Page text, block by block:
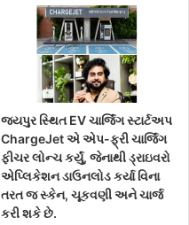
જયપુર સ્થિત EV ચાર્જિંગ સ્ટાર્ટઅપ
ChargeJet એ એપ-ફ્રી ચાર્જિંગ
ફીચર લોન્ચ કર્યું, જેનાથી ડ્રાઇવરો
એપ્લિકેશન ડાઉનલોડ કર્યા વિના
તરત જ સ્કેન, ચૂકવણી અને ચાર્જ
કરી શકે છે.